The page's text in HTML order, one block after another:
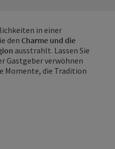
in einer
den Charme und die
ausstrahlt. Lassen Sie
Gastgeber verwöhnen
Momente, die Tradition